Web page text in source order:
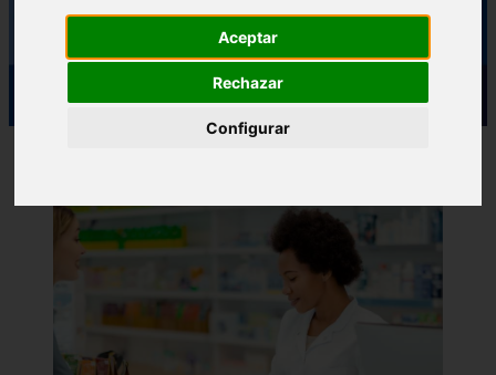
Aceptar
Rechazar
Configurar